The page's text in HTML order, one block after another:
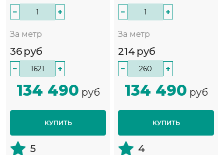
− +
За метр
36 руб
− +
134 490 руб
КУПИТЬ
5
− +
За метр
214 руб
− +
134 490 руб
КУПИТЬ
4